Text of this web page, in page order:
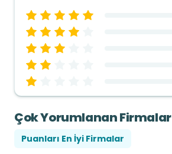
Çok Yorumlanan Firmalar
Puanları En İyi Firmalar